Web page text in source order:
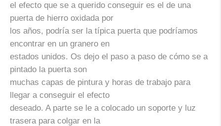
el efecto que se a querido conseguir es el de una
puerta de hierro oxidada por
los años, podría ser la típica puerta que podríamos
encontrar en un granero en
estados unidos. Os dejo el paso a paso de cómo se a
pintado la puerta son
muchas capas de pintura y horas de trabajo para
llegar a conseguir el efecto
deseado. A parte se le a colocado un soporte y luz
trasera para colgar en la